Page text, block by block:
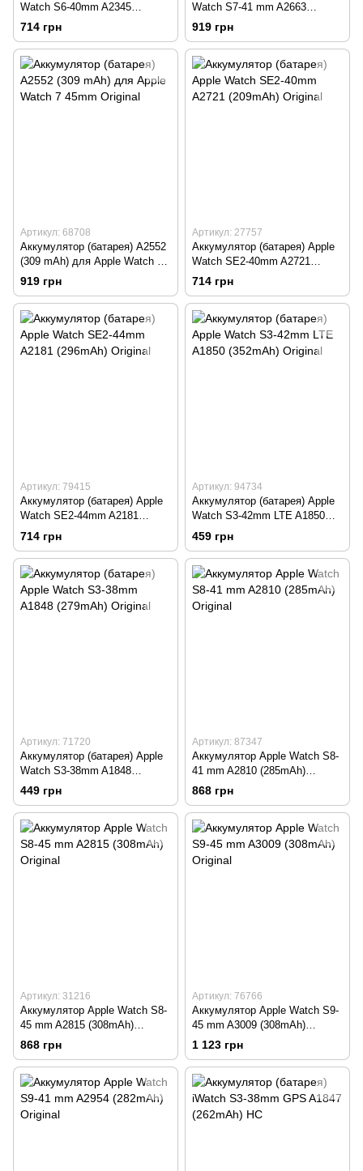
Watch S6-40mm A2345
(265.9mAh) Original
714 грн
Watch S7-41 mm A2663
(284mAh) Original
919 грн
Артикул: 68708
Аккумулятор (батарея) A2552
(309 mAh) для Apple Watch 7
45mm Original
919 грн
Артикул: 27757
Аккумулятор (батарея) Apple
Watch SE2-40mm A2721
(209mAh) Original
714 грн
Артикул: 79415
Аккумулятор (батарея) Apple
Watch SE2-44mm A2181
(296mAh) Original
714 грн
Артикул: 94734
Аккумулятор (батарея) Apple
Watch S3-42mm LTE A1850
(352mAh) Original
459 грн
Артикул: 71720
Аккумулятор (батарея) Apple
Watch S3-38mm A1848
(279mAh) Original
449 грн
Артикул: 87347
Аккумулятор Apple Watch S8-
41 mm A2810 (285mAh)
Original
868 грн
Артикул: 31216
Аккумулятор Apple Watch S8-
45 mm A2815 (308mAh)
Original
868 грн
Артикул: 76766
Аккумулятор Apple Watch S9-
45 mm A3009 (308mAh)
Original
1 123 грн